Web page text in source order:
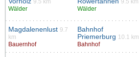
9.5 km
Wälder
9.5 km
Wälder
Magdalenenlust 9.7
km
Bauernhof
Bahnhof
Priemerburg 10.1 km
Bahnhof